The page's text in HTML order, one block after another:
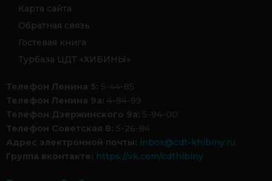
Карта сайта
Обратная связь
Гостевая книга
Турбаза ЦДТ «ХИБИНЫ»
Телефон Ленина 5: 5-44-85
Телефон Ленина 9а: 4-84-99
Телефон Дзержинского 9а: 5-94-00
Телефон Советская 8: 5-26-84
Адрес электронной почты: inbox@cdt-khibiny.ru
Группа вконтакте: https://vk.com/cdthibiny